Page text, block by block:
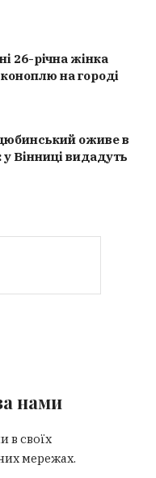
26-річна жінка
на городі
оживе в
у Вінниці видадуть
нами
в своїх
мережах.